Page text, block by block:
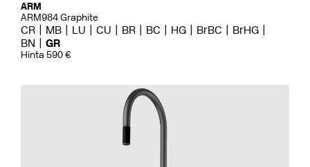
ARM
ARM984 Graphite
CR MB LU CU BR BC HG BrBC
BrHG
BN
GR
Hinta 590 €